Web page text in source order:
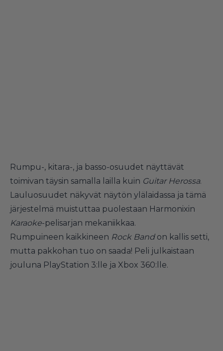
Rumpu-, kitara-, ja basso-osuudet näyttävät
toimivan täysin samalla lailla kuin Guitar Herossa.
Lauluosuudet näkyvät näytön ylälaidassa ja tämä
järjestelmä muistuttaa puolestaan Harmonixin
Karaoke-pelisarjan mekaniikkaa.
Rumpuineen kaikkineen Rock Band on kallis setti,
mutta pakkohan tuo on saada! Peli julkaistaan
jouluna PlayStation 3:lle ja Xbox 360:lle.